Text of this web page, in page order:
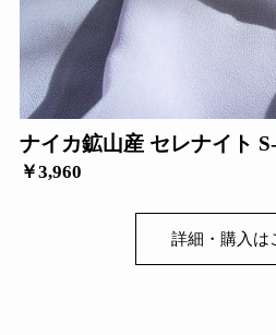
ナイカ鉱山産 セレナイト
￥3,960
詳細・購入は